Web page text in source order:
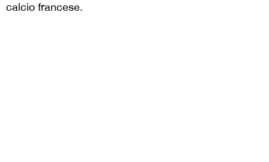
calcio francese.